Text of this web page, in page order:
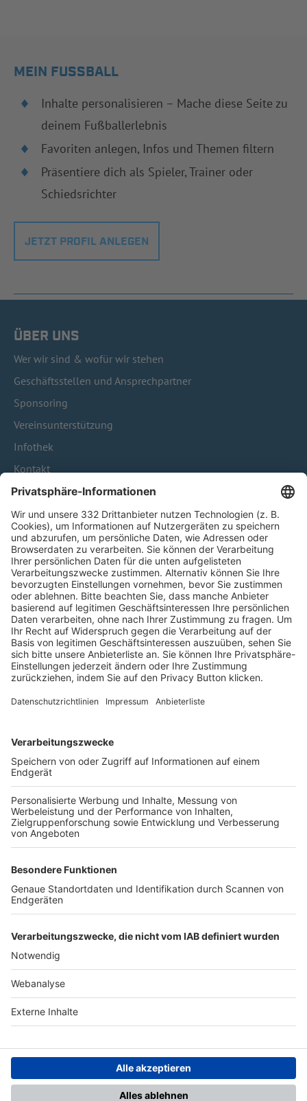
MEIN FUSSBALL
Inhalte personalisieren – Mache diese Seite zu
deinem Fußballerlebnis
Favoriten anlegen, Infos und Themen filtern
Präsentiere dich als Spieler, Trainer oder
Schiedsrichter
JETZT PROFIL ANLEGEN
ÜBER UNS
Wer wir sind & wofür wir stehen
Geschäftsstellen und Ansprechpartner
Sponsoring
Vereinsunterstützung
Infothek
Kontakt
HÄUFIG BESUCHTE SEITEN
Pässe und Vereinswechsel
Trainerausbildung
Schulungsangebot Vereinsmitarbeiter
BFV-Geschäftsstellen
Trainerbörse
Login SpielPlus
FOLGE DEM BFV
TOP-VEREINE
TOP-PARTNER
Nutzungsbedingungen Datenschutz Impressum